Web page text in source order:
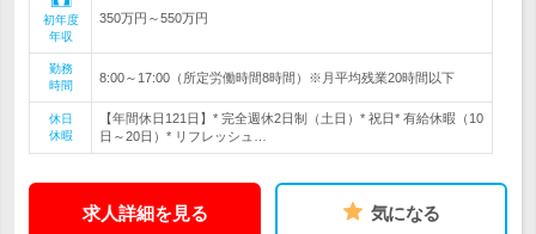
初年度
年収
350万円～550万円
勤務
時間
8:00～17:00（所定労働時間8時間）※月平均残業20時間以下
休日
休暇
【年間休日121日】* 完全週休2日制（土日）* 祝日* 有給休暇（10
日～20日）* リフレッシュ…
求人詳細を見る 気になる